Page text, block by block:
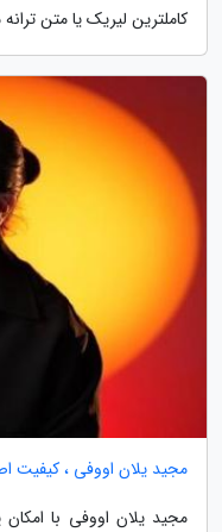
کاملترین لیریک یا متن
مجید یلان اووفی ، کیفیت اصلی 320 ،